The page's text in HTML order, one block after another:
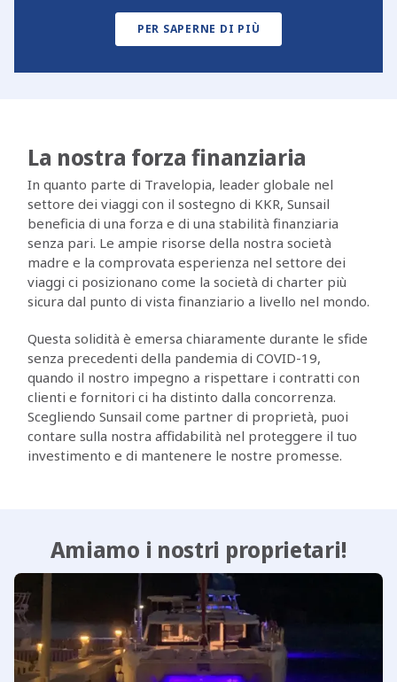
PER SAPERNE DI PIÙ
La nostra forza finanziaria
In quanto parte di Travelopia, leader globale nel
settore dei viaggi con il sostegno di KKR, Sunsail
beneficia di una forza e di una stabilità finanziaria
senza pari. Le ampie risorse della nostra società
madre e la comprovata esperienza nel settore dei
viaggi ci posizionano come la società di charter più
sicura dal punto di vista finanziario a livello nel mondo.
Questa solidità è emersa chiaramente durante le sfide
senza precedenti della pandemia di COVID-19,
quando il nostro impegno a rispettare i contratti con
clienti e fornitori ci ha distinto dalla concorrenza.
Scegliendo Sunsail come partner di proprietà, puoi
contare sulla nostra affidabilità nel proteggere il tuo
investimento e di mantenere le nostre promesse.
Amiamo i nostri proprietari!